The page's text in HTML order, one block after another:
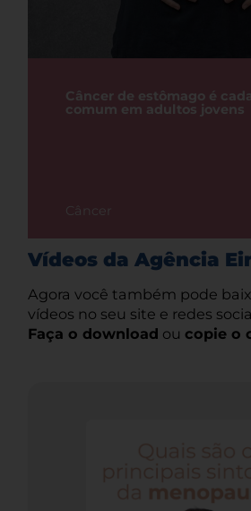
Câncer de estômago é
comum em adultos jovens
Câncer
Vídeos da Agência
Agora você também pode
vídeos no seu site e redes
Faça o download ou copie o